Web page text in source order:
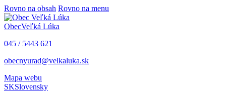
Rovno na obsah Rovno na menu
ObecVeľká Lúka
045 / 5443 621
obecnyurad@velkaluka.sk
Mapa webu
SKSlovensky